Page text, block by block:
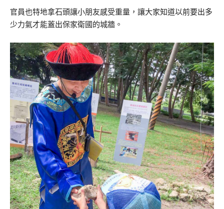
官員也特地拿石頭讓小朋友感受重量，讓大家知道以前要出多
少力氣才能蓋出保家衛國的城牆。